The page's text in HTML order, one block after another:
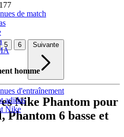
de match
homme
d'entraînement
adidas
Nike
5 6 Suivante
Nike Phantom pour
6 basse et